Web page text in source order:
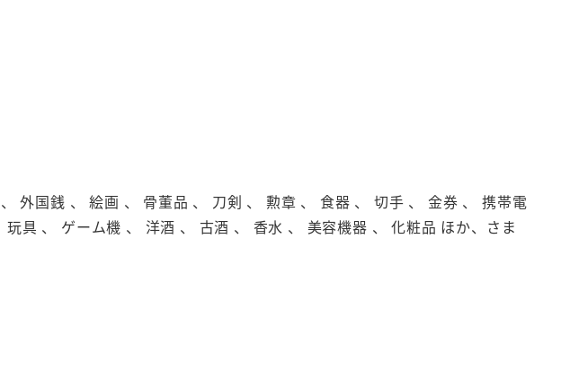
外国銭 、 絵画 、 骨董品 、 刀剣 、 勲章 、 食器 、 切手 、 金券 、 携帯電
具 、 ゲーム機 、 洋酒 、 古酒 、 香水 、 美容機器 、 化粧品 ほか、さま